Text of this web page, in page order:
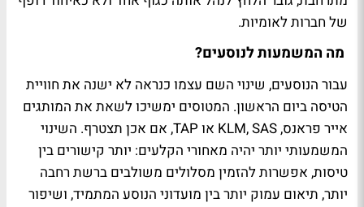
של חברות לאומיות.
מה המשמעות לנוסעים?
עבור הנוסעים, שינוי השם עצמו כנראה לא ישנה את חוויית
הטיסה ביום הראשון. המטוסים ימשיכו לשאת את המותגים
אייר פראנס, KLM, SAS או TAP, אם אכן תצטרף. השינוי
המשמעותי יותר יהיה מאחורי הקלעים: יותר קישורים בין
טיסות, אפשרות להזמין מסלולים משולבים ברשת רחבה
יותר, תיאום עמוק יותר בין מועדוני הנוסע המתמיד, ושיפור